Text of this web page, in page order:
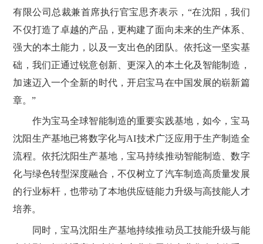
有限公司总裁兼首席执行官宝思齐表示，“在沈阳，我们
不仅打造了卓越的产品，更构建了面向未来的生产体系、
强大的本土能力，以及一支出色的团队。依托这一坚实基
础，我们正通过锐意创新、更深入的本土化及智能制造，
加速迈入一个全新的时代，开启宝马在中国发展的崭新篇
章。”
作为宝马全球智能制造的重要实践基地，如今，宝马
沈阳生产基地已将数字化与AI技术广泛应用于生产制造全
流程。依托沈阳生产基地，宝马持续推动智能制造、数字
化与绿色转型深度融合，不仅树立了汽车制造高质量发展
的行业标杆，也带动了本地供应链能力升级与高技能人才
培养。
同时，宝马沈阳生产基地持续推动员工技能升级与能